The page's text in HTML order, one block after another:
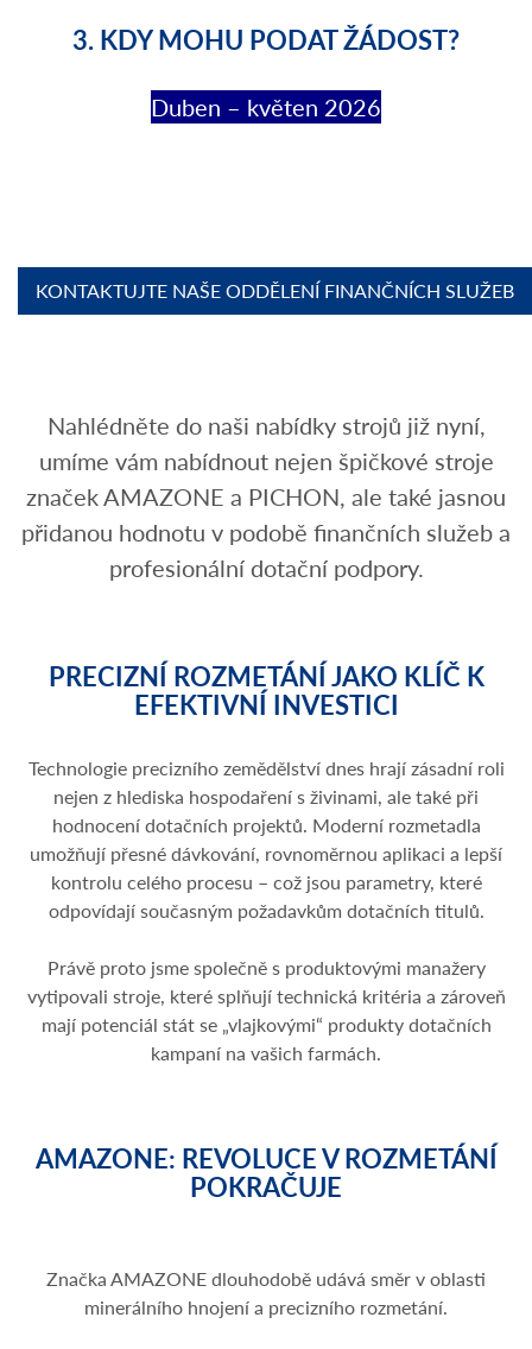
3. KDY MOHU PODAT ŽÁDOST?
Duben – květen 2026
KONTAKTUJTE NAŠE ODDĚLENÍ FINANČNÍCH SLUŽEB
Nahlédněte do naši nabídky strojů již nyní,
umíme vám nabídnout nejen špičkové stroje
značek AMAZONE a PICHON, ale také jasnou
přidanou hodnotu v podobě finančních služeb a
profesionální dotační podpory.
PRECIZNÍ ROZMETÁNÍ JAKO KLÍČ K
EFEKTIVNÍ INVESTICI
Technologie precizního zemědělství dnes hrají zásadní roli
nejen z hlediska hospodaření s živinami, ale také při
hodnocení dotačních projektů. Moderní rozmetadla
umožňují přesné dávkování, rovnoměrnou aplikaci a lepší
kontrolu celého procesu – což jsou parametry, které
odpovídají současným požadavkům dotačních titulů.
Právě proto jsme společně s produktovými manažery
vytipovali stroje, které splňují technická kritéria a zároveň
mají potenciál stát se „vlajkovými“ produkty dotačních
kampaní na vašich farmách.
AMAZONE: REVOLUCE V ROZMETÁNÍ
POKRAČUJE
Značka AMAZONE dlouhodobě udává směr v oblasti
minerálního hnojení a precizního rozmetání.